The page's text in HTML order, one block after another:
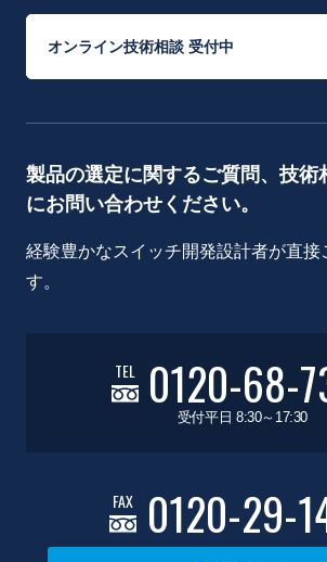
オンライン技術相談 受付中
製品の選定に関するご質問、技術
にお問い合わせください。
経験豊かなスイッチ開発設計者が直接
す。
TEL 0120-68-
受付平日 8:30～17:30
FAX 0120-29-